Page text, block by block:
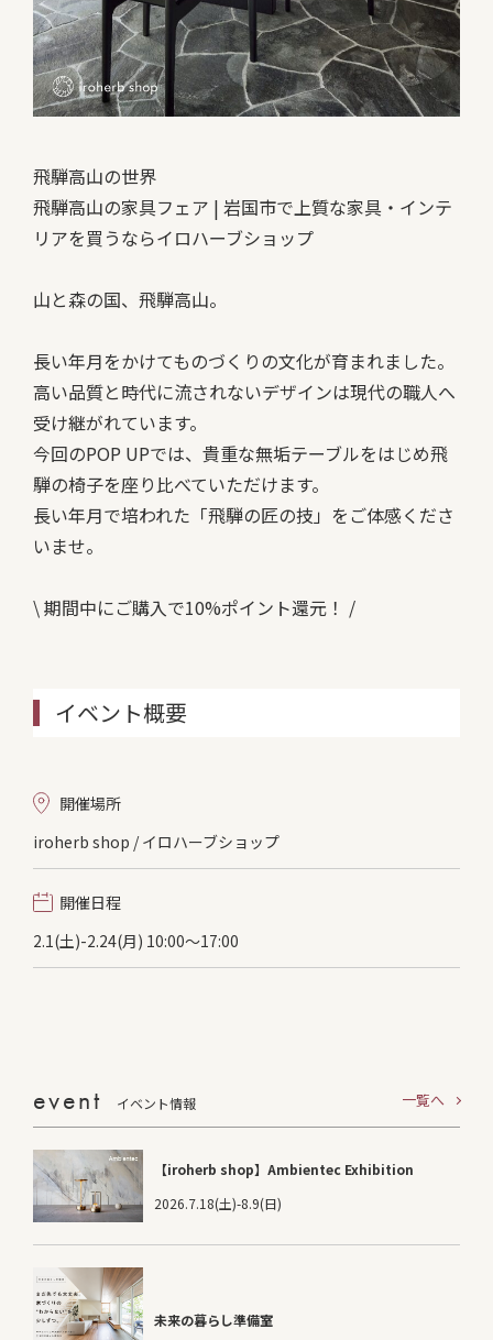
event イベント情報 一覧へ
【iroherb shop】Ambientec Exhibition
2026.7.18(土)-8.9(日)
未来の暮らし準備室
飛騨高山の世界
飛騨高山の家具フェア | 岩国市で上質な家具・インテ
リアを買うならイロハーブショップ
山と森の国、飛騨高山。
長い年月をかけてものづくりの文化が育まれました。
高い品質と時代に流されないデザインは現代の職人へ
受け継がれています。
今回のPOP UPでは、貴重な無垢テーブルをはじめ飛
騨の椅子を座り比べていただけます。
長い年月で培われた「飛騨の匠の技」をご体感くださ
いませ。
\ 期間中にご購入で10%ポイント還元！ /
イベント概要
開催場所
iroherb shop / イロハーブショップ
開催日程
2.1(土)-2.24(月) 10:00〜17:00